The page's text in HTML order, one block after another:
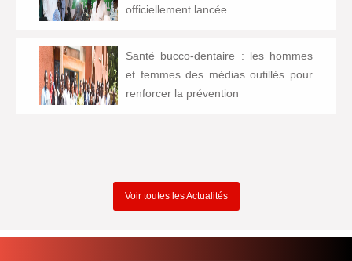
officiellement lancée
Santé bucco-dentaire : les hommes
et femmes des médias outillés pour
renforcer la prévention
Voir toutes les Actualités